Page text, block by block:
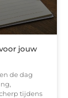
jouw
de dag
tijdens